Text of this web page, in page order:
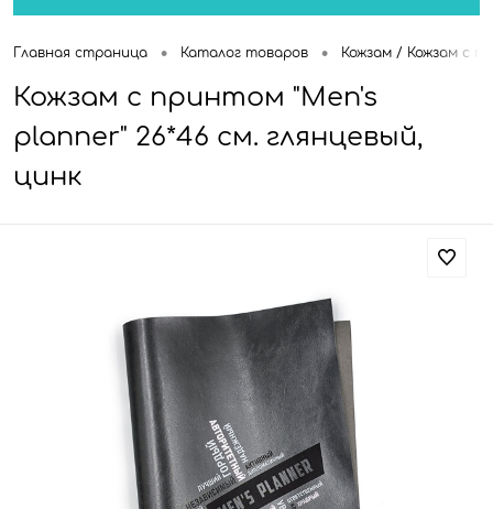
Главная страница • Каталог товаров • Кожзам / Кожзам с
Кожзам с принтом "Men's
planner" 26*46 см. глянцевый,
цинк